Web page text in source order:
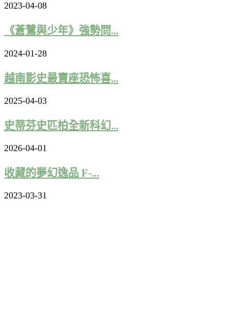
2023-04-08
《蒼鷺與少年》強勢問...
2024-01-28
越南影史最賣座恐怖喜...
2025-04-03
史蒂芬史匹柏全新科幻...
2026-04-01
收藏的夢幻逸品 F-...
2023-03-31